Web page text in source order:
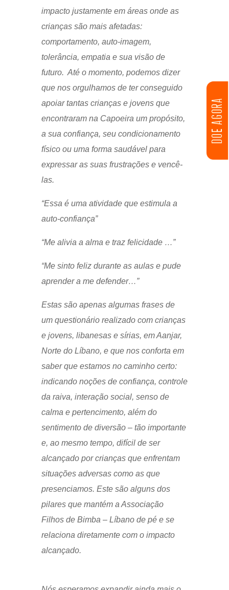
DOE AGORA
impacto justamente em áreas onde as
crianças são mais afetadas:
comportamento, auto-imagem,
tolerância, empatia e sua visão de
futuro. Até o momento, podemos dizer
que nos orgulhamos de ter conseguido
apoiar tantas crianças e jovens que
encontraram na Capoeira um propósito,
a sua confiança, seu condicionamento
físico ou uma forma saudável para
expressar as suas frustrações e vencê-
las.
“Essa é uma atividade que estimula a
auto-confiança”
“Me alivia a alma e traz felicidade …”
“Me sinto feliz durante as aulas e pude
aprender a me defender…”
Estas são apenas algumas frases de
um questionário realizado com crianças
e jovens, libanesas e sírias, em Aanjar,
Norte do Líbano, e que nos conforta em
saber que estamos no caminho certo:
indicando noções de confiança, controle
da raiva, interação social, senso de
calma e pertencimento, além do
sentimento de diversão – tão importante
e, ao mesmo tempo, difícil de ser
alcançado por crianças que enfrentam
situações adversas como as que
presenciamos. Este são alguns dos
pilares que mantém a Associação
Filhos de Bimba – Líbano de pé e se
relaciona diretamente com o impacto
alcançado.